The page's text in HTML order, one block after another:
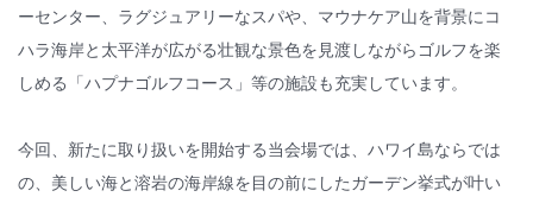
ーセンター、ラグジュアリーなスパや、マウナケア山を背景にコ
ハラ海岸と太平洋が広がる壮観な景色を見渡しながらゴルフを楽
しめる「ハプナゴルフコース」等の施設も充実しています。
今回、新たに取り扱いを開始する当会場では、ハワイ島ならでは
の、美しい海と溶岩の海岸線を目の前にしたガーデン挙式が叶い